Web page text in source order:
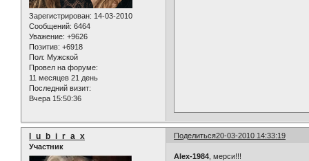
Зарегистрирован: 14-03-2010
Сообщений: 6464
Уважение: +9626
Позитив: +6918
Пол: Мужской
Провел на форуме:
11 месяцев 21 день
Последний визит:
Вчера 15:50:36
Поделиться20-03-2010 14:33:19
l_u_b_i_r_a_x
Участник
Alex-1984 , мерси!!!